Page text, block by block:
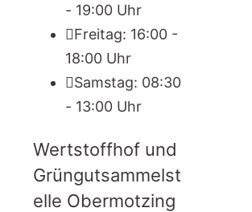
- 19:00 Uhr
Freitag: 16:00 -
18:00 Uhr
Samstag: 08:30
- 13:00 Uhr
Wertstoffhof und
Grüngutsammelst
elle Obermotzing